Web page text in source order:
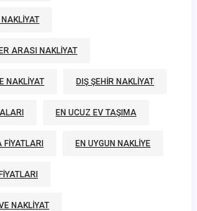
ARASI NAKLIYAT
NAKLIYAT DIŞ ŞEHIR NAKLIYAT
EN UCUZ EV TAŞIMA
FIYATLARI EN UYGUN NAKLIYE
NAKLIYAT